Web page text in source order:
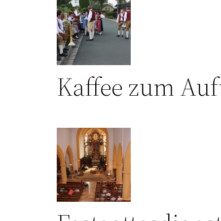
Kaffee zum